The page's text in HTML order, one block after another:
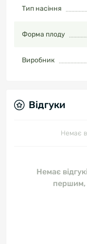
Тип насіння
Форма плоду
Виробник
Відгуки
Немає
Немає
першим,